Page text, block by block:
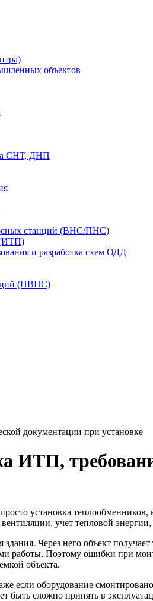
объектов
СНТ, ДНП
станций (ВНС/ПНС)
(ИТП)
и разработка схем ОДД
(ПВНС)
документации при установке
ИТП,
установка
учет тепловой
Через него объект
работы. Поэтому ошибки при
объекта.
оборудование
сложно принять в